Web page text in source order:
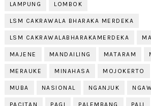
LAMPUNG LOMBOK
LSM CAKRAWALA BHARAKA MERDEKA
LSM CAKRAWALABHARAKAMERDEKA
MAJENE MANDAILING MATARAM
MERAUKE MINAHASA MOJOKERTO
MUBA NASIONAL NGANJUK